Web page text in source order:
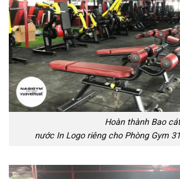
Hoàn thành Bao cát 1M8
nước In Logo riêng cho Phòng Gym